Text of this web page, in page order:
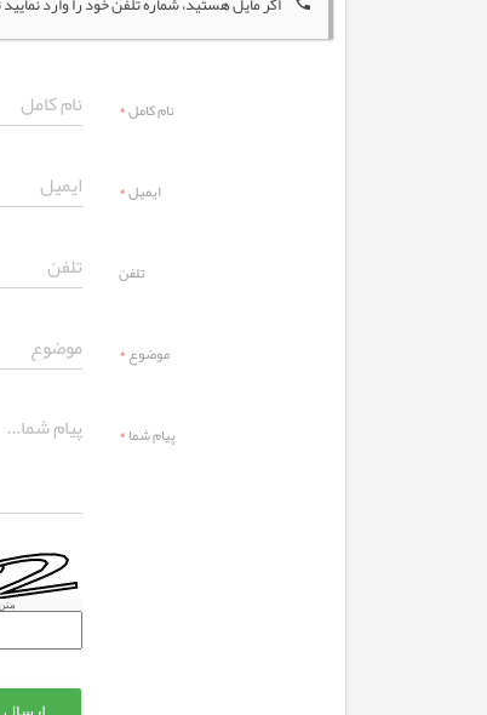
نام کامل*
ایمیل*
تلفن
موضوع*
پیام شما*